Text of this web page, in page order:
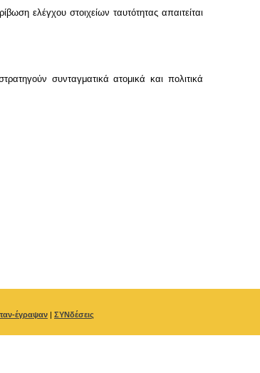
ελέγχου στοιχείων ταυτότητας απαιτείται
συνταγματικά ατομικά και πολιτικά
έγραψαν | ΣΥΝδέσεις